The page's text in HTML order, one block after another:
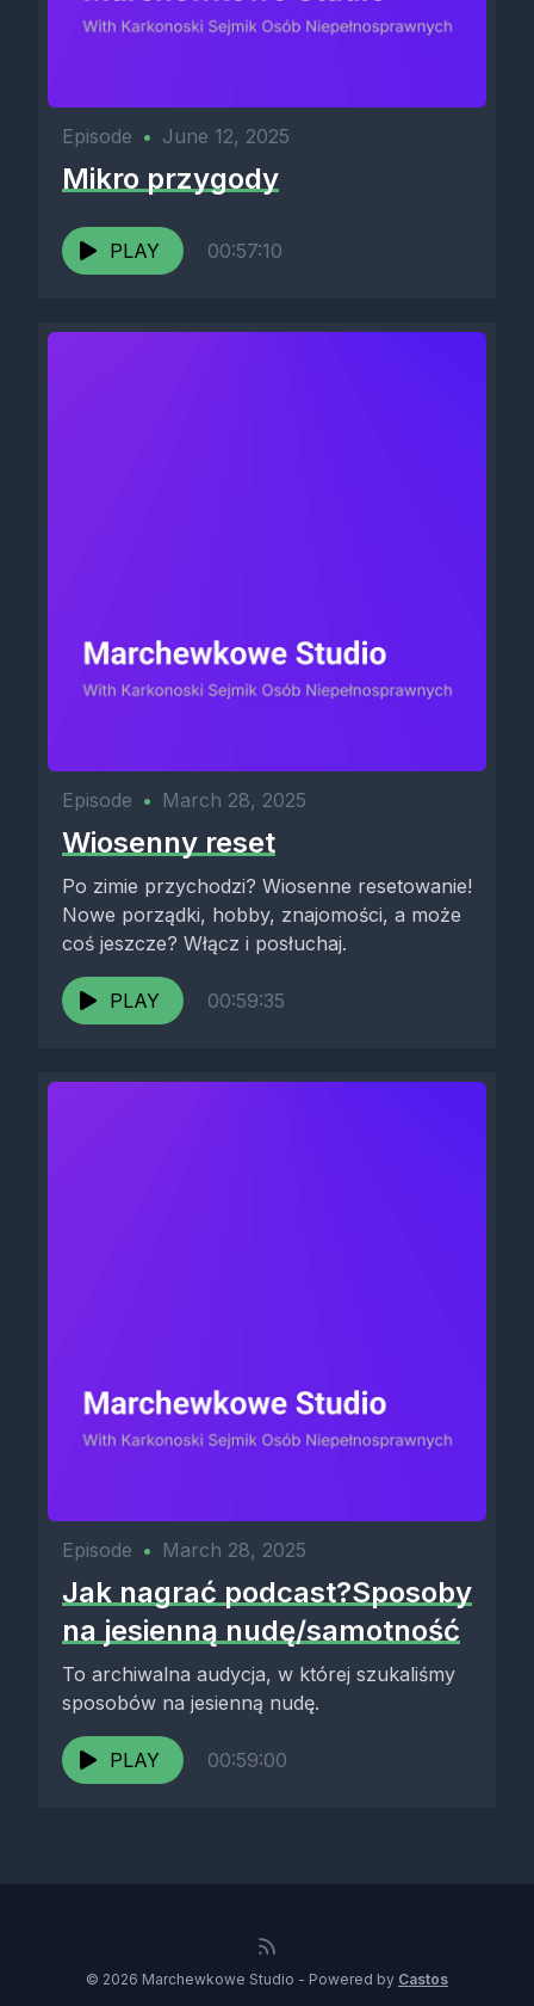
Episode • June 12, 2025
Mikro przygody
PLAY 00:57:10
Episode • March 28, 2025
Wiosenny reset
Po zimie przychodzi? Wiosenne resetowanie!
Nowe porządki, hobby, znajomości, a może
coś jeszcze? Włącz i posłuchaj.
PLAY 00:59:35
Episode • March 28, 2025
Jak nagrać podcast?Sposoby
na jesienną nudę/samotność
To archiwalna audycja, w której szukaliśmy
sposobów na jesienną nudę.
PLAY 00:59:00
© 2026 Marchewkowe Studio - Powered by Castos